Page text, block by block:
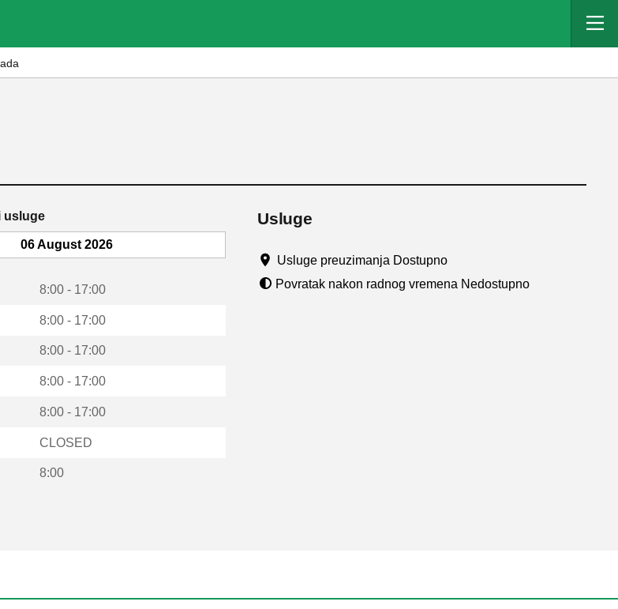
usluge
06 August 2026
8:00 - 17:00
8:00 - 17:00
8:00 - 17:00
8:00 - 17:00
8:00 - 17:00
CLOSED
8:00
Usluge
Usluge preuzimanja Dostupno
Povratak nakon radnog vremena Nedostupno